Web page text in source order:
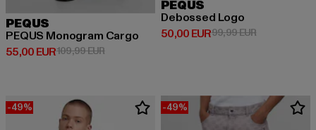
PEQUS
PEQUS Monogram Cargo
55,00 EUR
Derzeitiger Preis: 55,00 EUR
109,99 EURAktionspreis: 109,99 EUR
PEQUS
Debossed Logo
50,00 EUR
Derzeitiger Preis: 50,00 EUR
99,99 EURAktionspreis:
-49% -49%